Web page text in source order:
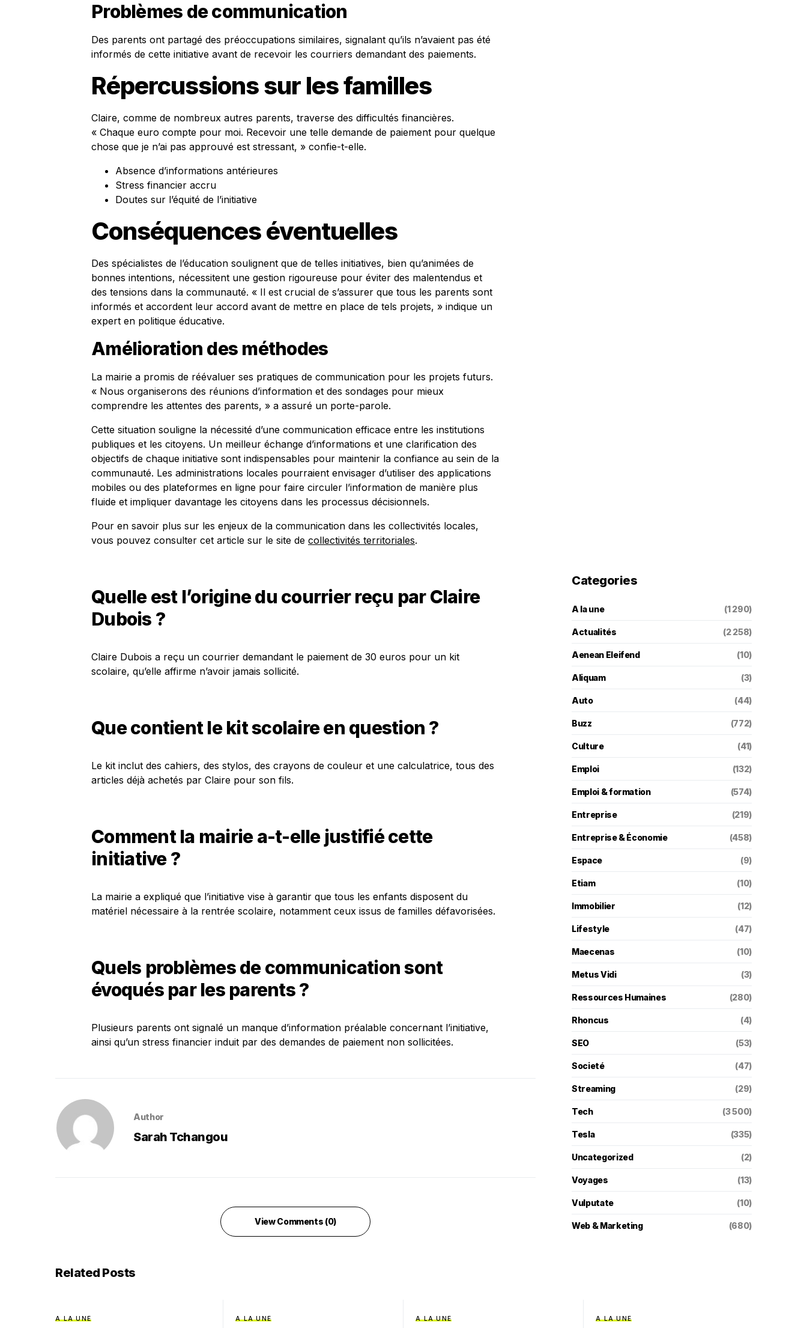
Problèmes de communication
Des parents ont partagé des préoccupations similaires, signalant qu’ils n’avaient pas été
informés de cette initiative avant de recevoir les courriers demandant des paiements.
Répercussions sur les familles
Claire, comme de nombreux autres parents, traverse des difficultés financières.
« Chaque euro compte pour moi. Recevoir une telle demande de paiement pour quelque
chose que je n’ai pas approuvé est stressant, » confie-t-elle.
Absence d’informations antérieures
Stress financier accru
Doutes sur l’équité de l’initiative
Conséquences éventuelles
Des spécialistes de l’éducation soulignent que de telles initiatives, bien qu’animées de
bonnes intentions, nécessitent une gestion rigoureuse pour éviter des malentendus et
des tensions dans la communauté. « Il est crucial de s’assurer que tous les parents sont
informés et accordent leur accord avant de mettre en place de tels projets, » indique un
expert en politique éducative.
Amélioration des méthodes
La mairie a promis de réévaluer ses pratiques de communication pour les projets futurs.
« Nous organiserons des réunions d’information et des sondages pour mieux
comprendre les attentes des parents, » a assuré un porte-parole.
Cette situation souligne la nécessité d’une communication efficace entre les institutions
publiques et les citoyens. Un meilleur échange d’informations et une clarification des
objectifs de chaque initiative sont indispensables pour maintenir la confiance au sein de la
communauté. Les administrations locales pourraient envisager d’utiliser des applications
mobiles ou des plateformes en ligne pour faire circuler l’information de manière plus
fluide et impliquer davantage les citoyens dans les processus décisionnels.
Pour en savoir plus sur les enjeux de la communication dans les collectivités locales,
vous pouvez consulter cet article sur le site de collectivités territoriales.
Quelle est l’origine du courrier reçu par Claire
Dubois ?
Claire Dubois a reçu un courrier demandant le paiement de 30 euros pour un kit
scolaire, qu’elle affirme n’avoir jamais sollicité.
Que contient le kit scolaire en question ?
Le kit inclut des cahiers, des stylos, des crayons de couleur et une calculatrice, tous des
articles déjà achetés par Claire pour son fils.
Comment la mairie a-t-elle justifié cette
initiative ?
La mairie a expliqué que l’initiative vise à garantir que tous les enfants disposent du
matériel nécessaire à la rentrée scolaire, notamment ceux issus de familles défavorisées.
Quels problèmes de communication sont
évoqués par les parents ?
Plusieurs parents ont signalé un manque d’information préalable concernant l’initiative,
ainsi qu’un stress financier induit par des demandes de paiement non sollicitées.
Author
Sarah Tchangou
View Comments (0)
Categories
A la une (1 290)
Actualités (2 258)
Aenean Eleifend (10)
Aliquam (3)
Auto (44)
Buzz (772)
Culture (41)
Emploi (132)
Emploi & formation (574)
Entreprise (219)
Entreprise & Économie (458)
Espace (9)
Etiam (10)
Immobilier (12)
Lifestyle (47)
Maecenas (10)
Metus Vidi (3)
Ressources Humaines (280)
Rhoncus (4)
SEO (53)
Societé (47)
Streaming (29)
Tech (3 500)
Tesla (335)
Uncategorized (2)
Voyages (13)
Vulputate (10)
Web & Marketing (680)
Related Posts
A LA UNE A LA UNE A LA UNE A LA UNE